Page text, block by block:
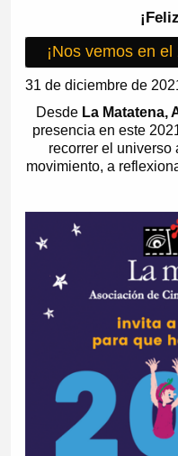
¡Nos vemos en el
31 de diciembre de
Desde La Matatena,
presencia en este
recorrer el universo
movimiento, a